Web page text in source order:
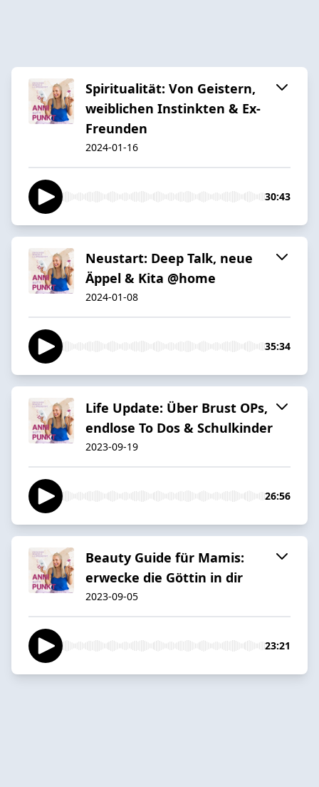
Spiritualität: Von Geistern,
weiblichen Instinkten & Ex-
Freunden
2024-01-16
30:43
Neustart: Deep Talk, neue
Äppel & Kita @home
2024-01-08
35:34
Life Update: Über Brust OPs,
endlose To Dos & Schulkinder
2023-09-19
26:56
Beauty Guide für Mamis:
erwecke die Göttin in dir
2023-09-05
23:21